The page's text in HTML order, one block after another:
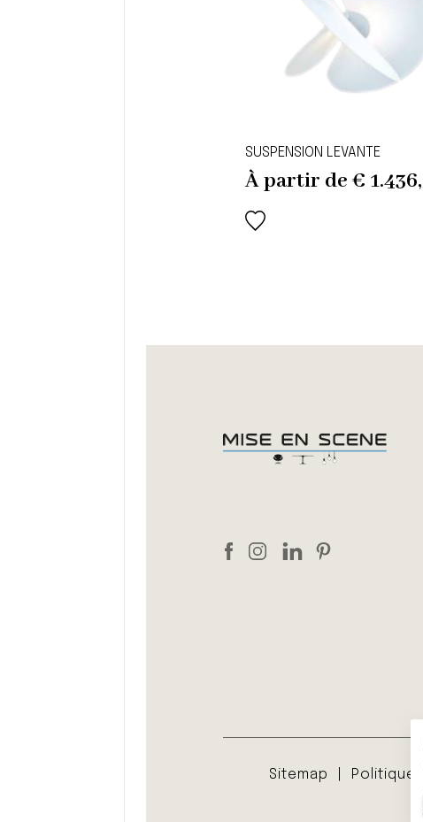
SUSPENSION LEVANTE
À partir de €
Sitemap Politique